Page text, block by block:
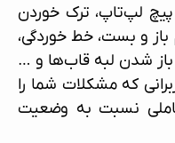
لپ‌تاپ، ترک خوردن
و بست، خط خوردگی،
شدن لبه قاب‌ها و …
که مشکلات شما را
کاملی نسبت به وضعیت